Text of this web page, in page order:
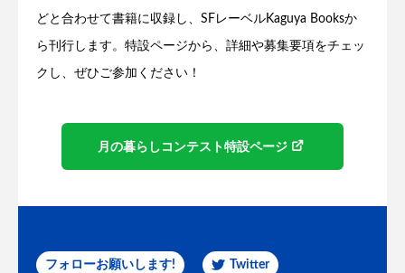
どと合わせて書籍に収録し、SFレーベルKaguya Booksか
ら刊行します。特設ページから、詳細や募集要項をチェッ
クし、ぜひご参加ください！
月の暮らしコンテスト特設ページ
フォローお願いします! Twitter